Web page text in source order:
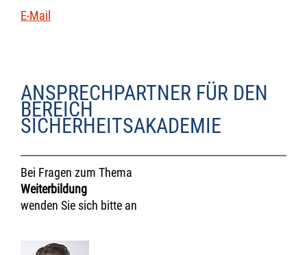
E-Mail
ANSPRECHPARTNER FÜR DEN
BEREICH
SICHERHEITSAKADEMIE
Bei Fragen zum Thema
Weiterbildung
wenden Sie sich bitte an